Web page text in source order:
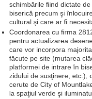
schimbările fiind dictate
biserică precum şi
cultural şi care ar fi
Coordonarea cu firma
pentru actualizarea
care vor incorpora
făcute pe site (mutarea
platformei de intrare în
zidului de susţinere, etc.),
cerute de City of
la spaţiul verde şi